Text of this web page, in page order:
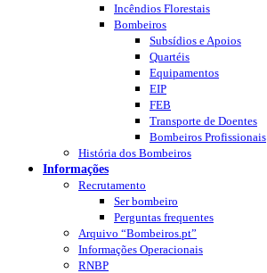
Incêndios Florestais
Bombeiros
Subsídios e Apoios
Quartéis
Equipamentos
EIP
FEB
Transporte de Doentes
Bombeiros Profissionais
História dos Bombeiros
Informações
Recrutamento
Ser bombeiro
Perguntas frequentes
Arquivo “Bombeiros.pt”
Informações Operacionais
RNBP